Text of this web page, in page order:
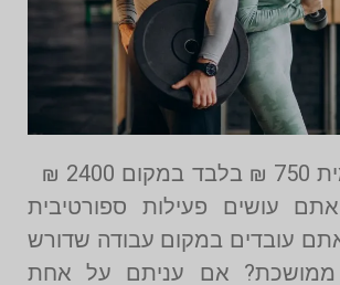
מדרסים לאומית 750 ₪ בלבד במקום 2400 ₪
אתם עושים פעילות ספורטיבית
עובדים במקום עבודה שדורש
אם עניתם על אחת